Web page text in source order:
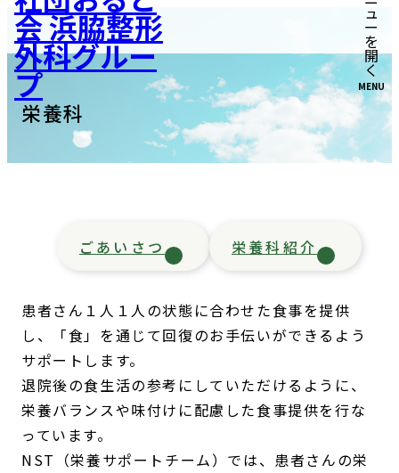
MENU
栄養科
ごあいさつ 栄養科紹介
患者さん１人１人の状態に合わせた食事を提供
し、「食」を通じて回復のお手伝いができるよう
サポートします。
退院後の食生活の参考にしていただけるように、
栄養バランスや味付けに配慮した食事提供を行な
っています。
NST（栄養サポートチーム）では、患者さんの栄